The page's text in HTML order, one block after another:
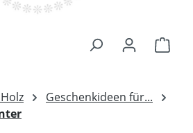
Geschenkideen für...